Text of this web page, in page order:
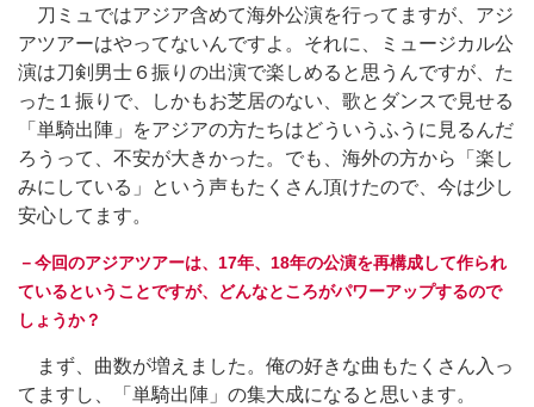
刀ミュではアジア含めて海外公演を行ってますが、アジ
アツアーはやってないんですよ。それに、ミュージカル公
演は刀剣男士６振りの出演で楽しめると思うんですが、た
った１振りで、しかもお芝居のない、歌とダンスで見せる
「単騎出陣」をアジアの方たちはどういうふうに見るんだ
ろうって、不安が大きかった。でも、海外の方から「楽し
みにしている」という声もたくさん頂けたので、今は少し
安心してます。
－今回のアジアツアーは、17年、18年の公演を再構成して作られ
ているということですが、どんなところがパワーアップするので
しょうか？
まず、曲数が増えました。俺の好きな曲もたくさん入っ
てますし、「単騎出陣」の集大成になると思います。